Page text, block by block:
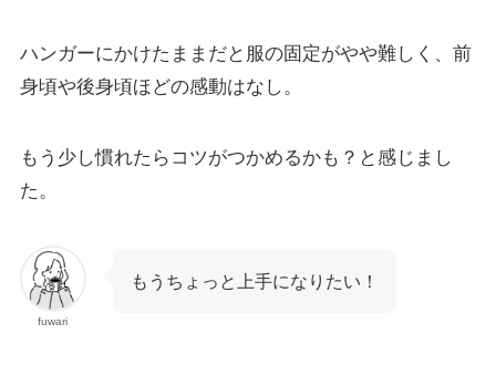
ハンガーにかけたままだと服の固定がやや難しく、前
身頃や後身頃ほどの感動はなし。
もう少し慣れたらコツがつかめるかも？と感じまし
た。
fuwari
もうちょっと上手になりたい！